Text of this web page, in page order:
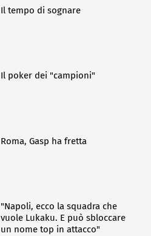
Il tempo di sognare
Il poker dei "campioni"
Roma, Gasp ha fretta
"Napoli, ecco la squadra che
vuole Lukaku. E può sbloccare
un nome top in attacco"